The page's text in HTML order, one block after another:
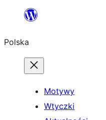
Przejdź
treści
Polska
Motywy
Wtyczki